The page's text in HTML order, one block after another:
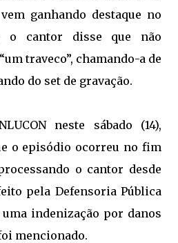
ganhando destaque no
o cantor disse que não
traveco”, chamando-a de
do set de gravação.
neste sábado (14),
o episódio ocorreu no fim
o cantor desde
pela Defensoria Pública
uma indenização por danos
mencionado.